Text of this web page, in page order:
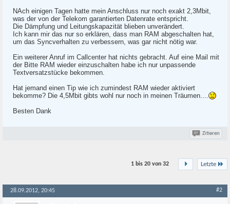
NAch einigen Tagen hatte mein Anschluss nur noch exakt 2,3Mbit,
was der von der Telekom garantierten Datenrate entspricht.
Die Dämpfung und Leitungskapazität blieben unverändert.
Ich kann mir das nur so erklären, dass man RAM abgeschalten hat,
um das Syncverhalten zu verbessern, was gar nicht nötig war.
Ein weiterer Anruf im Callcenter hat nichts gebracht. Auf eine Mail mit
der Bitte RAM wieder einzuschalten habe ich nur unpassende
Textversatzstücke bekommen.
Hat jemand einen Tip wie ich zumindest RAM wieder aktiviert
bekomme? Die 4,5Mbit gibts wohl nur noch in meinen Träumen....
Besten Dank
Zitieren
Letzte
1 bis 20 von 32
28.09.2012, 20:45 #2